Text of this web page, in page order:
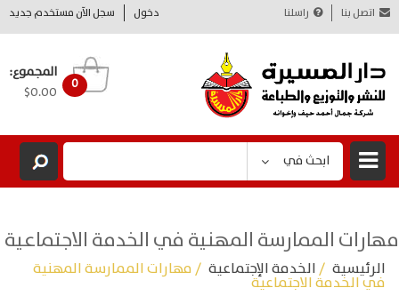
دخول سجل الآن مستخدم جديد اتصل بنا راسلنا
0
المجموع:
$0.00
ابحث في
مهارات الممارسة المهنية في الخدمة الاجتماعية
الرئيسية /الخدمة الإجتماعية / مهارات الممارسة المهنية
في الخدمة الاجتماعية